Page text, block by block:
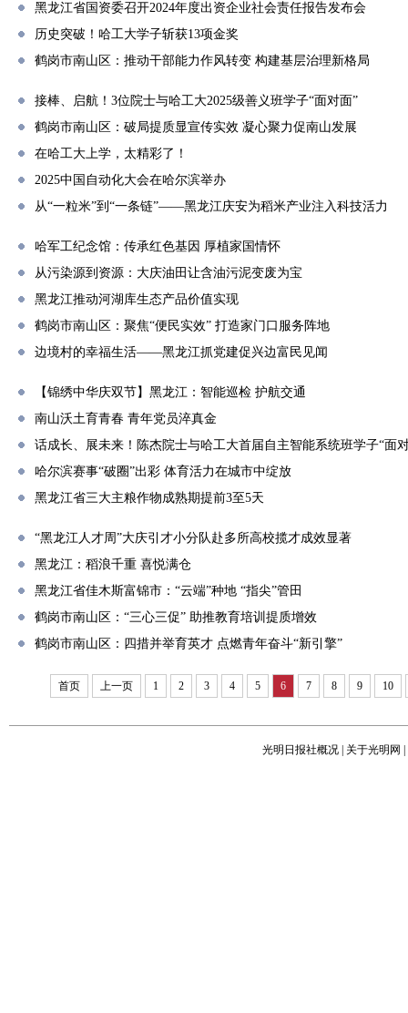
黑龙江省国资委召开2024年度出资企业社会责任报告发布会
历史突破！哈工大学子斩获13项金奖
鹤岗市南山区：推动干部能力作风转变 构建基层治理新格局
接棒、启航！3位院士与哈工大2025级善义班学子“面对面”
鹤岗市南山区：破局提质显宣传实效 凝心聚力促南山发展
在哈工大上学，太精彩了！
2025中国自动化大会在哈尔滨举办
从“一粒米”到“一条链”——黑龙江庆安为稻米产业注入科技活力
哈军工纪念馆：传承红色基因 厚植家国情怀
从污染源到资源：大庆油田让含油污泥变废为宝
黑龙江推动河湖库生态产品价值实现
鹤岗市南山区：聚焦“便民实效” 打造家门口服务阵地
边境村的幸福生活——黑龙江抓党建促兴边富民见闻
【锦绣中华庆双节】黑龙江：智能巡检 护航交通
南山沃土育青春 青年党员淬真金
话成长、展未来！陈杰院士与哈工大首届自主智能系统班学子“面
哈尔滨赛事“破圈”出彩 体育活力在城市中绽放
黑龙江省三大主粮作物成熟期提前3至5天
“黑龙江人才周”大庆引才小分队赴多所高校揽才成效显著
黑龙江：稻浪千重 喜悦满仓
黑龙江省佳木斯富锦市：“云端”种地 “指尖”管田
鹤岗市南山区：“三心三促” 助推教育培训提质增效
鹤岗市南山区：四措并举育英才 点燃青年奋斗“新引擎”
首页 上一页 1 2 3 4 5 6 7 8 9 10
光明日报社概况 关于光明网